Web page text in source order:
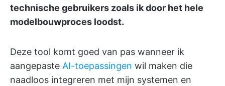
technische gebruikers zoals ik door het hele
modelbouwproces loodst.
Deze tool komt goed van pas wanneer ik
aangepaste AI-toepassingen wil maken die
naadloos integreren met mijn systemen en